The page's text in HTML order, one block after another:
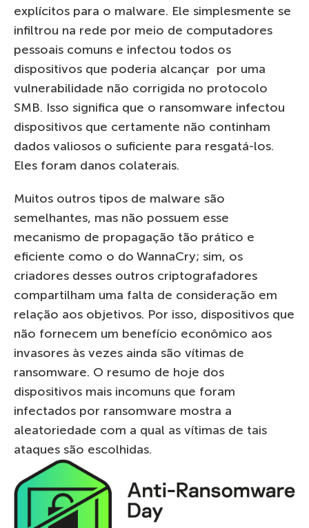
explícitos para o malware. Ele simplesmente se
infiltrou na rede por meio de computadores
pessoais comuns e infectou todos os
dispositivos que poderia alcançar por uma
vulnerabilidade não corrigida no protocolo
SMB. Isso significa que o ransomware infectou
dispositivos que certamente não continham
dados valiosos o suficiente para resgatá-los.
Eles foram danos colaterais.
Muitos outros tipos de malware são
semelhantes, mas não possuem esse
mecanismo de propagação tão prático e
eficiente como o do WannaCry; sim, os
criadores desses outros criptografadores
compartilham uma falta de consideração em
relação aos objetivos. Por isso, dispositivos que
não fornecem um benefício econômico aos
invasores às vezes ainda são vítimas de
ransomware. O resumo de hoje dos
dispositivos mais incomuns que foram
infectados por ransomware mostra a
aleatoriedade com a qual as vítimas de tais
ataques são escolhidas.